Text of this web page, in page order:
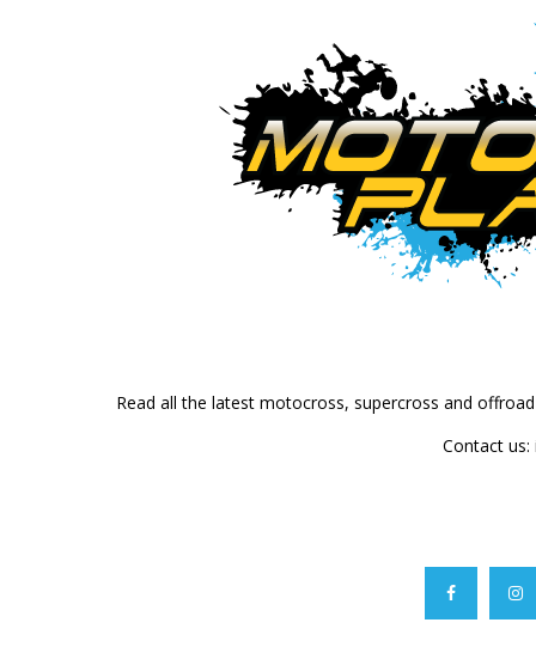
Read all the latest motocross, supercross and
Contact us: